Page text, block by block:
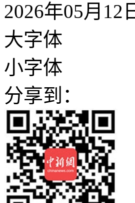
2026年05月
大字体
小字体
分享到：